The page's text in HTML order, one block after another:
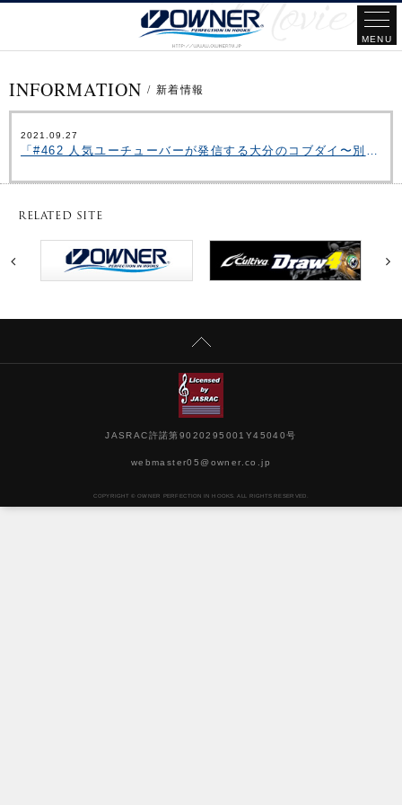
INFORMATION / 新着情報
2021.09.27
「#462 人気ユーチューバーが発信する大分のコブダイ〜別府湾の沖堤から大物を釣り上げる～」をアップいたしました。
RELATED SITE
JASRAC許諾第9020295001Y45040号
webmaster05@owner.co.jp
COPYRIGHT © OWNER PERFECTION IN HOOKS. ALL RIGHTS RESERVED.